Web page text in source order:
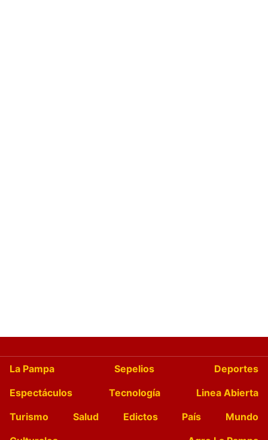
La Pampa Sepelios
Deportes
Espectáculos
Tecnología
Linea Abierta
Turismo
Salud Edictos País
Mundo